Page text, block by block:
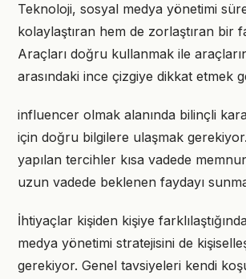
Teknoloji, sosyal medya yönetimi
kolaylaştıran hem de zorlaştıran bir
Araçları doğru kullanmak ile
arasındaki ince çizgiye dikkat etmek
influencer olmak alanında bilinçli
için doğru bilgilere ulaşmak
yapılan tercihler kısa vadede
uzun vadede beklenen faydayı
İhtiyaçlar kişiden kişiye
medya yönetimi stratejisini de
gerekiyor. Genel tavsiyeleri kendi